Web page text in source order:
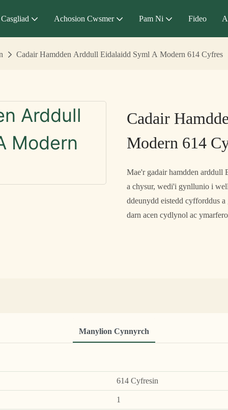
Casgliad Achosion Cwsmer Pam Ni Fideo
Cadair Hamdden Arddull Eidalaidd Syml A Modern 614 Cyfres
Cadair
Modern 614
Mae'r gadair hamdden arddull
a chysur, wedi'i gynllunio i
ddeunydd eistedd cyfforddus
darn acen cydlynol ac
Manylion Cynnyrch
614 Cyfresin
1